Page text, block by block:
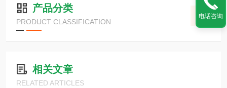
产品分类
PRODUCT CLASSIFICATION
相关文章
RELATED ARTICLES
电话咨询